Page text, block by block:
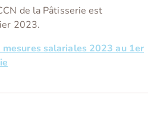
de la Pâtisserie est
2023.
salariales 2023 au 1er